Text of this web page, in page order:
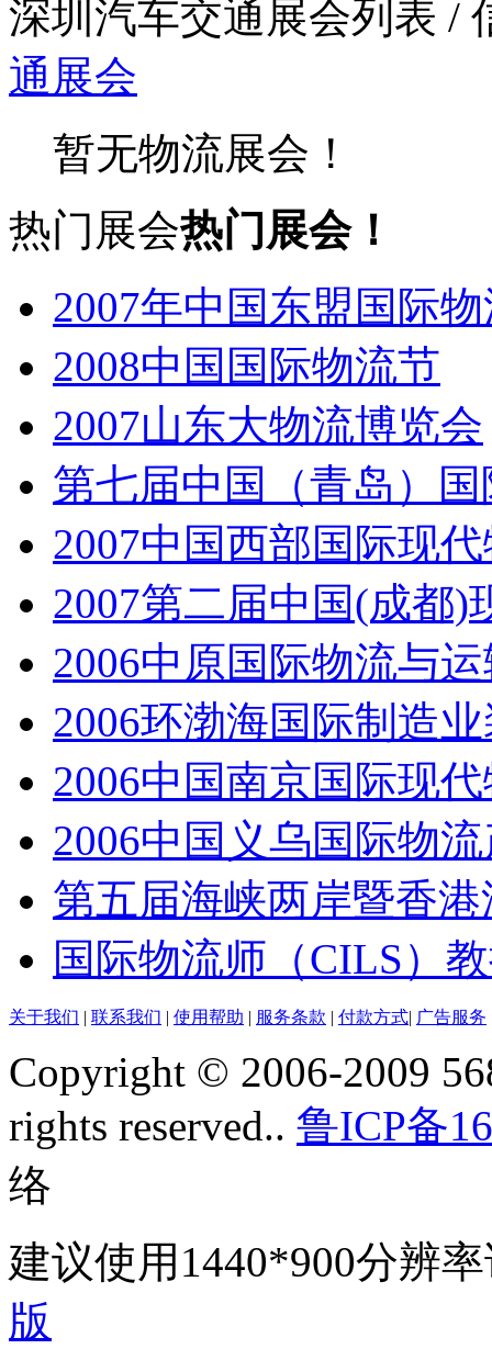
深圳汽车交通展会列表 /
通展会
暂无物流展会！
热门展会热门展会！
2007年中国东盟国际
2008中国国际物流节
2007山东大物流博览会
第七届中国（青岛）
2007中国西部国际现
2007第二届中国(成都
2006中原国际物流与
2006环渤海国际制造
2006中国南京国际现
2006中国义乌国际物
第五届海峡两岸暨香
国际物流师（CILS）
关于我们 | 联系我们 | 使用帮助 | 服务条款 | 付款方式| 广告服务
Copyright © 2006-2009
rights reserved.. 鲁ICP备
络
建议使用1440*900分辨
版